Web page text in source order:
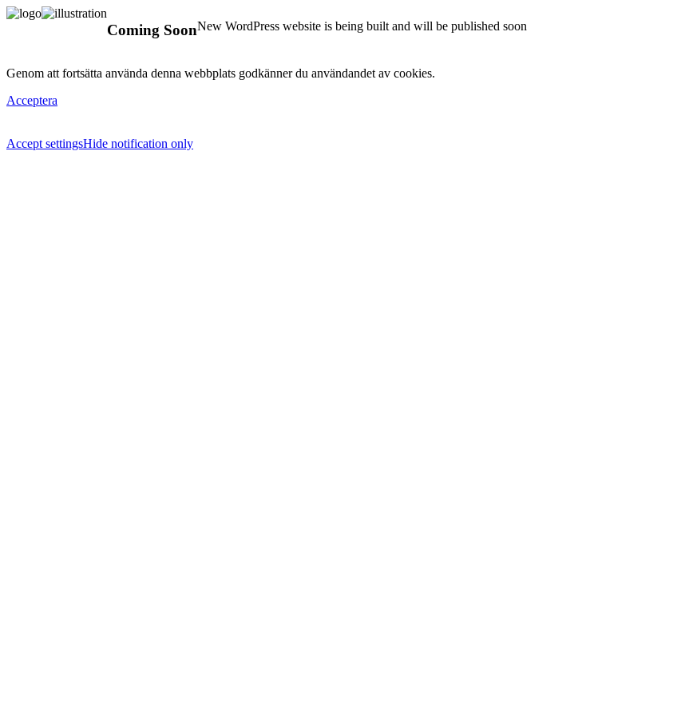
Coming SoonNew WordPress website is being built and will be published soon
Genom att fortsätta använda denna webbplats godkänner du användandet av cookies.
Acceptera
Accept settingsHide notification only